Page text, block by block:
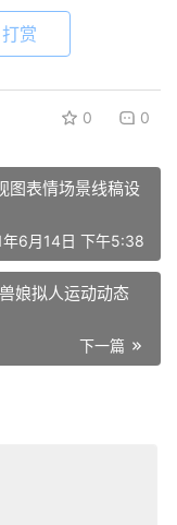
打赏
0 0
图表情场景线稿设
年6月14日 下午5:38
下一篇